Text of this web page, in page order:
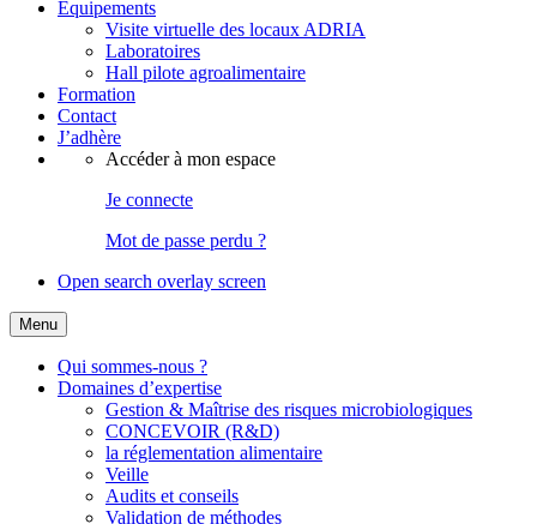
Équipements
Visite virtuelle des locaux ADRIA
Laboratoires
Hall pilote agroalimentaire
Formation
Contact
J’adhère
Accéder à mon espace
Je connecte
Mot de passe perdu ?
Open search overlay screen
Menu
Qui sommes-nous ?
Domaines d’expertise
Gestion & Maîtrise des risques microbiologiques
CONCEVOIR (R&D)
la réglementation alimentaire
Veille
Audits et conseils
Validation de méthodes